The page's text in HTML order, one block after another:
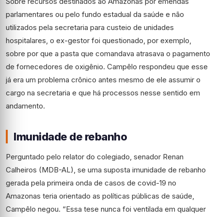
parlamentares ou pelo fundo estadual da saúde e não
utilizados pela secretaria para custeio de unidades
hospitalares, o ex-gestor foi questionado, por exemplo,
sobre por que a pasta que comandava atrasava o pagamento
de fornecedores de oxigênio. Campêlo respondeu que esse
já era um problema crônico antes mesmo de ele assumir o
cargo na secretaria e que há processos nesse sentido em
andamento.
Imunidade de rebanho
Perguntado pelo relator do colegiado, senador Renan
Calheiros (MDB-AL), se uma suposta imunidade de rebanho
gerada pela primeira onda de casos de covid-19 no
Amazonas teria orientado as políticas públicas de saúde,
Campêlo negou. “Essa tese nunca foi ventilada em qualquer